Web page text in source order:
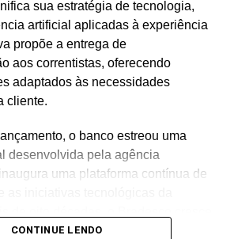
DESTAQUE
com receitas de sabores
de mais de mil vídeos
sua estratégia de tecnologia,
artificial aplicadas à experiência
propõe a entrega de
aos correntistas, oferecendo
adaptados às necessidades
cliente.
o banco estreou uma
desenvolvida pela agência
uma plataforma contínua de
traduzindo as transformações do
CONTINUE LENDO